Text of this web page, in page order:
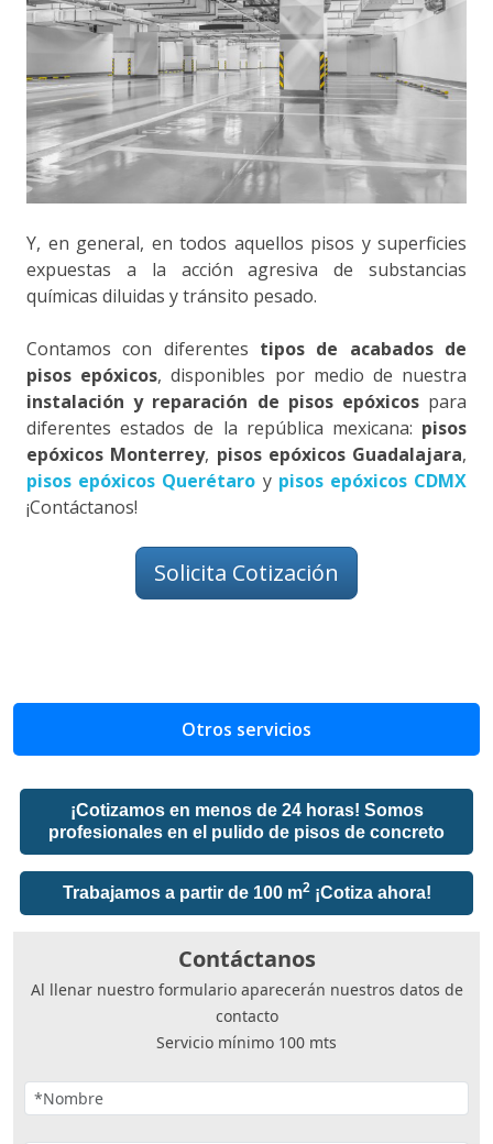
Y, en general, en todos aquellos pisos y superficies
expuestas a la acción agresiva de substancias
químicas diluidas y tránsito pesado.
Contamos con diferentes tipos de acabados de
pisos epóxicos, disponibles por medio de nuestra
instalación y reparación de pisos epóxicospara
diferentes estados de la república mexicana: pisos
epóxicos Monterrey, pisos epóxicos Guadalajara,
pisos epóxicos Querétaro y pisos epóxicos CDMX
¡Contáctanos!
Solicita Cotización
Otros servicios
¡Cotizamos en menos de 24 horas! Somos
profesionales en el pulido de pisos de concreto
Trabajamos a partir de 100 m2¡Cotiza ahora!
Contáctanos
Al llenar nuestro formulario aparecerán nuestros datos de
contacto
Servicio mínimo 100 mts